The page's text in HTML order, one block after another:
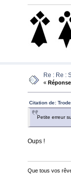
Re : Re :
«
Citation de:
Petite erreur
Oups !
Que tous vos